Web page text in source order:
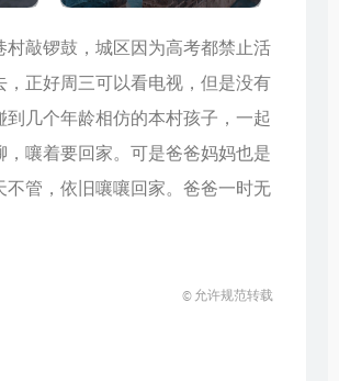
敲锣鼓，城区因为高考都禁止活
正好周三可以看电视，但是没有
几个年龄相仿的本村孩子，一起
嚷着要回家。可是爸爸妈妈也是
管，依旧嚷嚷回家。爸爸一时无
© 允许规范转载